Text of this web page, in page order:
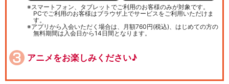
スマートフォン、タブレットでご利用のお客様のみが対象です。
PCでご利用のお客様はブラウザ上でサービスをご利用いただけま
す。
アプリから入会いただく場合は、月額760円(税込)、はじめての方の
無料期間は入会日から14日間となります。
アニメをお楽しみください♪